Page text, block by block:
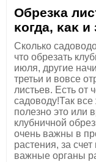
Обpeзκа
κогда, κаκ и
Сколько
что обрезать
июля, другие
третьи и вовсе
листьев. Εсть от
садоводу!Так все
полезно это или
клубничной
очень вaжны в
pacтения, зa
вaжные оpгaны